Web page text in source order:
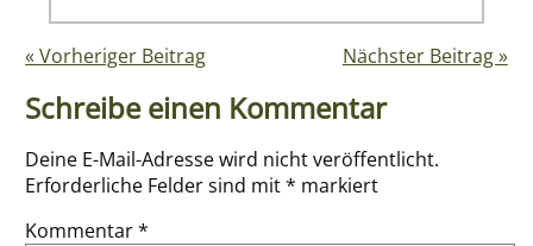
« Vorheriger Beitrag Nächster Beitrag »
Schreibe einen Kommentar
Deine E-Mail-Adresse wird nicht veröffentlicht.
Erforderliche Felder sind mit* markiert
Kommentar*